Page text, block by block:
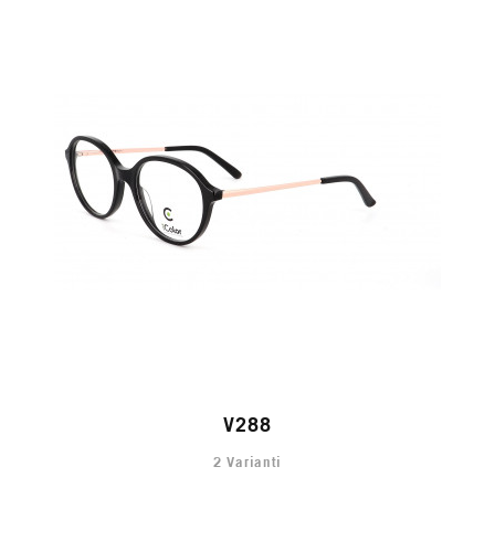
V288
2 Varianti